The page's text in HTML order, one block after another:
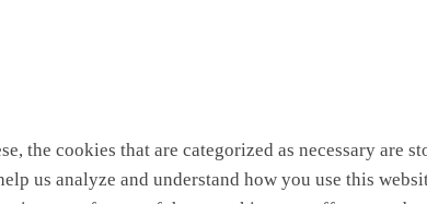
the cookies that are categorized as necessary are
us analyze and understand how you use this